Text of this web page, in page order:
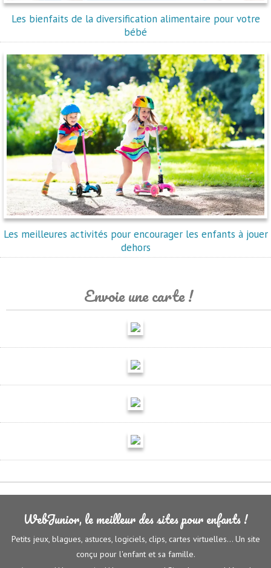
Les bienfaits de la diversification alimentaire pour votre
bébé
Les meilleures activités pour encourager les enfants à jouer
dehors
Envoie une carte !
WebJunior, le meilleur des sites pour enfants !
Petits jeux, blagues, astuces, logiciels, clips, cartes virtuelles... Un site
conçu pour l'enfant et sa famille.